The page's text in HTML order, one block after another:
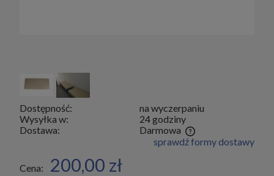
Dostępność:
na wyczerpaniu
Wysyłka w:
24 godziny
Dostawa:
Darmowa
Cena nie zawiera ewentualnych kosztów płatności
sprawdź formy dostawy
Cena: 200,00 zł